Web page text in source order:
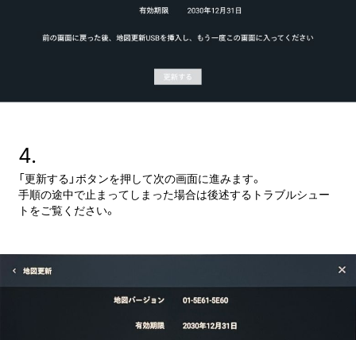
4.
「更新する」ボタンを押して次の画面に進みます。
手順の途中で止まってしまった場合は後述するトラブルシュー
トをご覧ください。